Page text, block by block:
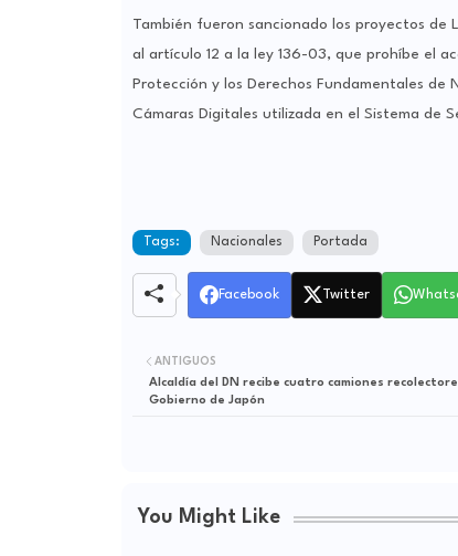
También fueron sancionado los proyectos de
al artículo 12 a la ley 136-03, que prohíbe el
Protección y los Derechos Fundamentales de
Cámaras Digitales utilizada en el Sistema de
Tags: Nacionales Portada
Facebook Twitter
ANTIGUOS
Alcaldía del DN recibe cuatro camiones
Gobierno de Japón
You Might Like